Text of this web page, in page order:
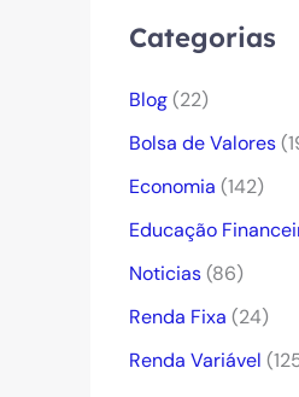
Categorias
Blog(22)
Bolsa de Valores
Economia (142)
Educação
Noticias(86)
Renda Fixa (24)
Renda Variável